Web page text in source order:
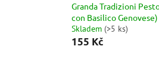
Granda Tradizioni
con Basilico
Skladem (>5 ks)
155 Kč